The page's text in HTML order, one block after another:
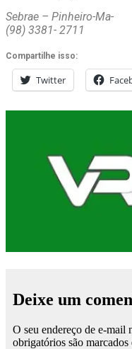
Sebrae – Pinheiro-Ma-
(98) 3381- 2711
Compartilhe isso:
Twitter
Deixe um
O seu endereço de e-mail
obrigatórios são marcados